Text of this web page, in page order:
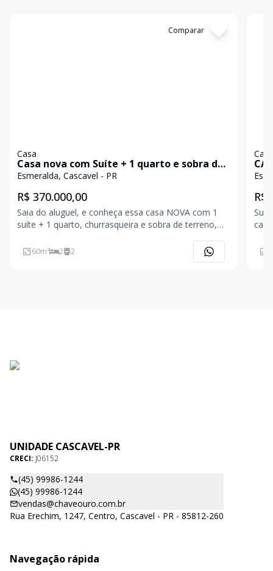
Comparar
Casa
Casa nova com Suíte + 1 quarto e sobra de
terreno com churrasqueira
Esmeralda, Cascavel - PR
R$ 370.000,00
Saia do aluguel, e conheça essa casa NOVA com 1
suíte + 1 quarto, churrasqueira e sobra de terreno,
como parte de entrada (financia pelo MCMV) ?
Detalhes do Imóvel ?Área Construída: 60 m² bem
60m² 2 2
Casa
R$
Sua
casa própria!
UNIDADE CASCAVEL-PR
CRECI: J06152
(45) 99986-1244
(45) 99986-1244
vendas@chaveouro.com.br
Rua Erechim, 1247, Centro, Cascavel - PR - 85812-260
Navegação rápida